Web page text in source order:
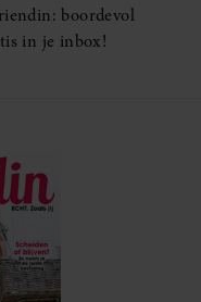
boordevol
in je inbox!